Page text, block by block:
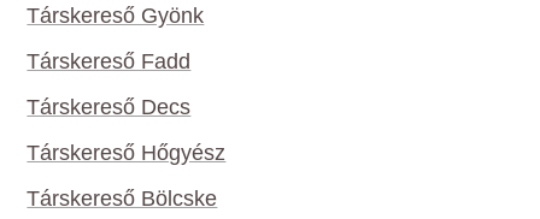
Társkereső Gyönk
Társkereső Fadd
Társkereső Decs
Társkereső Hőgyész
Társkereső Bölcske